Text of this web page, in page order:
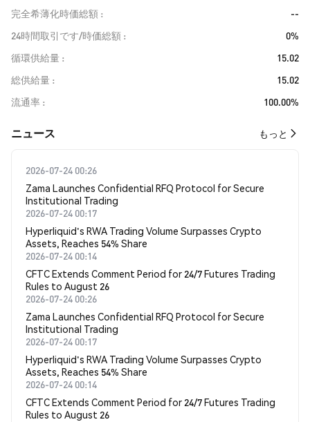
完全希薄化時価総額
--
24時間取引です/時価総額
0%
循環供給量
15.02
総供給量
15.02
流通率
100.00%
​​ニュース​​ もっと
2026-07-24 00:26
Zama Launches Confidential RFQ Protocol for Secure
Institutional Trading
2026-07-24 00:17
Hyperliquid's RWA Trading Volume Surpasses Crypto
Assets, Reaches 54% Share
2026-07-24 00:14
CFTC Extends Comment Period for 24/7 Futures Trading
Rules to August 26
2026-07-24 00:26
Zama Launches Confidential RFQ Protocol for Secure
Institutional Trading
2026-07-24 00:17
Hyperliquid's RWA Trading Volume Surpasses Crypto
Assets, Reaches 54% Share
2026-07-24 00:14
CFTC Extends Comment Period for 24/7 Futures Trading
Rules to August 26